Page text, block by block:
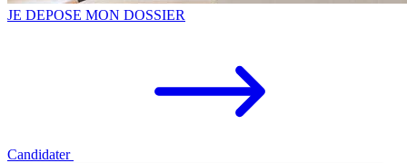
JE DEPOSE MON DOSSIER
Candidater